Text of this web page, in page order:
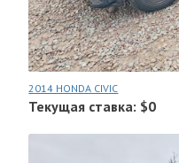
2014 HONDA CIVIC
Текущая ставка: $0